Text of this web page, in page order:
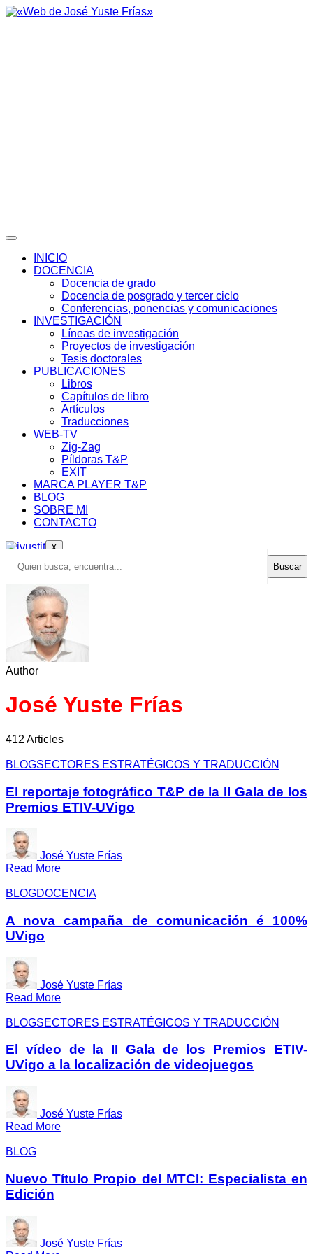
INICIO
DOCENCIA
Docencia de grado
Docencia de posgrado y tercer ciclo
Conferencias, ponencias y comunicaciones
INVESTIGACIÓN
Líneas de investigación
Proyectos de investigación
Tesis doctorales
PUBLICACIONES
Libros
Capítulos de libro
Artículos
Traducciones
WEB-TV
Zig-Zag
Píldoras T&P
EXIT
MARCA PLAYER T&P
BLOG
SOBRE MI
CONTACTO
X
Buscar
Author
José Yuste Frías
412 Articles
BLOGSECTORES ESTRATÉGICOS Y TRADUCCIÓN
El reportaje fotográfico T&P de la II Gala de los
Premios ETIV-UVigo
José Yuste Frías
Read More
BLOGDOCENCIA
A nova campaña de comunicación é 100%
UVigo
José Yuste Frías
Read More
BLOGSECTORES ESTRATÉGICOS Y TRADUCCIÓN
El vídeo de la II Gala de los Premios ETIV-
UVigo a la localización de videojuegos
José Yuste Frías
Read More
BLOG
Nuevo Título Propio del MTCI: Especialista en
Edición
José Yuste Frías